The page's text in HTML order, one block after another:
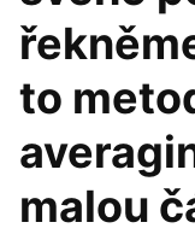
to
malou